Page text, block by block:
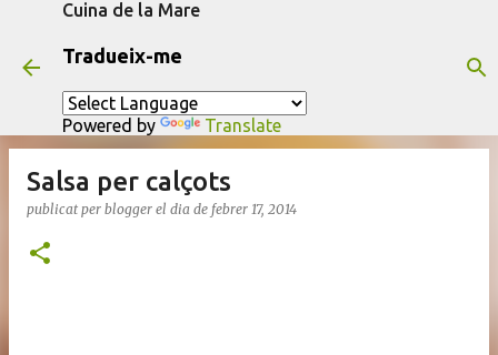
Cuina de la Mare
Tradueix-me
Powered by Translate
Salsa per calçots
publicat per blogger el dia de febrer 17, 2014